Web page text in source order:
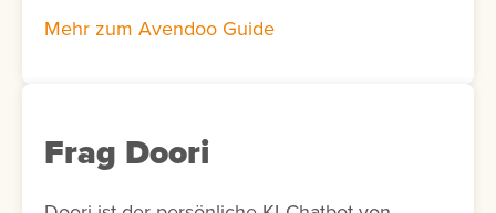
Mehr zum Avendoo Guide
Frag Doori